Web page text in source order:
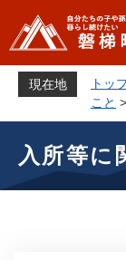
ジ
頭
。
現在地 トッ
こと >
入所等に